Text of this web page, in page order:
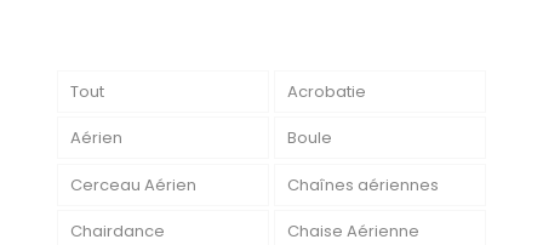
Tout Acrobatie
Aérien Boule
Cerceau Aérien Chaînes aériennes
Chairdance Chaise Aérienne